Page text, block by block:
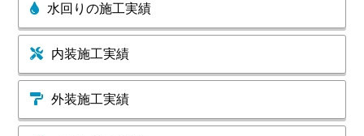
水回りの施工実績
内装施工実績
外装施工実績